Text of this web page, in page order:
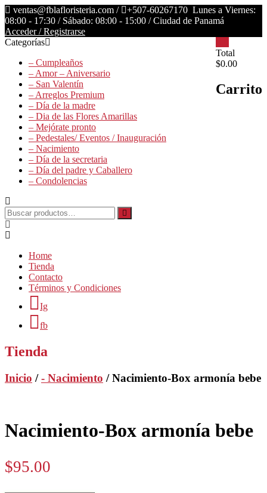
Saltar
contenido
ventas@fblafloristeria.com / +507-60267170 Lunes a Viernes:
08:00 - 17:30 / Sábado: 08:00 - 15:00 / Ciudad de Panamá
Acceder / Registrarse
Floristería
Floristería
Lider
Total
$0.00
Carrito
Categorías
– Cumpleaños
– Amor – Aniversario
– San Valentín
– Arreglos Premium
– Día de la madre
– Dia de las Flores Amarillas
– Mejórate pronto
– Pedestales/ Eventos / Inauguración
– Nacimiento
– Día de la secretaria
– Día del padre y Caballero
– Condolencias
Buscar
por:
Home
Tienda
Contacto
Términos y Condiciones
Ig
fb
Tienda
Inicio /- Nacimiento / Nacimiento-Box armonía bebe
Nacimiento-Box armonía bebe
$95.00